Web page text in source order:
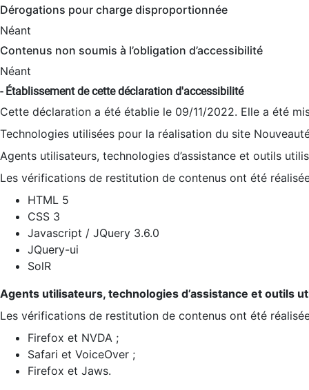
Dérogations pour charge disproportionnée
Néant
Contenus non soumis à l’obligation d’accessibilité
Néant
- Établissement de cette déclaration d'accessibilité
Cette déclaration a été établie le 09/11/2022. Elle a été
Technologies utilisées pour la réalisation du site
Agents utilisateurs, technologies d’assistance et outils
Les vérifications de restitution de contenus ont été
HTML 5
CSS 3
Javascript / JQuery 3.6.0
JQuery-ui
SolR
Agents utilisateurs, technologies d’assistance et outils
Les vérifications de restitution de contenus ont été
Firefox et NVDA ;
Safari et VoiceOver ;
Firefox et Jaws.